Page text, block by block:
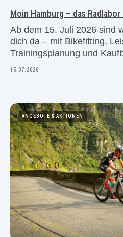
Moin Hamburg – das
Ab dem 15. Juli 2026 sind
dich da – mit Bikefitting,
Trainingsplanung und
15.07.2026
ANGEBOTE & AKTIONEN